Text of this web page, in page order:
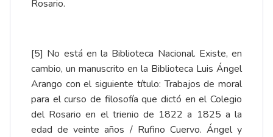
Rosario.
[5] No está en la Biblioteca Nacional. Existe, en
cambio, un manuscrito en la Biblioteca Luis Ángel
Arango con el siguiente título: Trabajos de moral
para el curso de filosofía que dictó en el Colegio
del Rosario en el trienio de 1822 a 1825 a la
edad de veinte años / Rufino Cuervo. Ángel y